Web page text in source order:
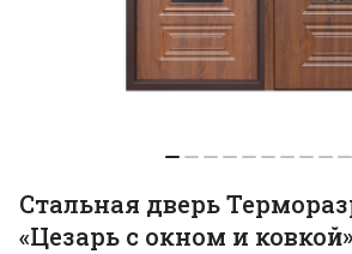
Стальная дверь
«Цезарь с окном и ковкой»